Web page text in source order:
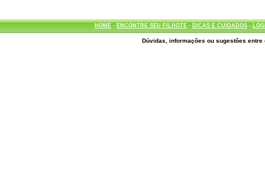
HOME- ENCONTRE SEU FILHOTE- DICAS E CUIDADOS-
Dúvidas, informações ou sugestões